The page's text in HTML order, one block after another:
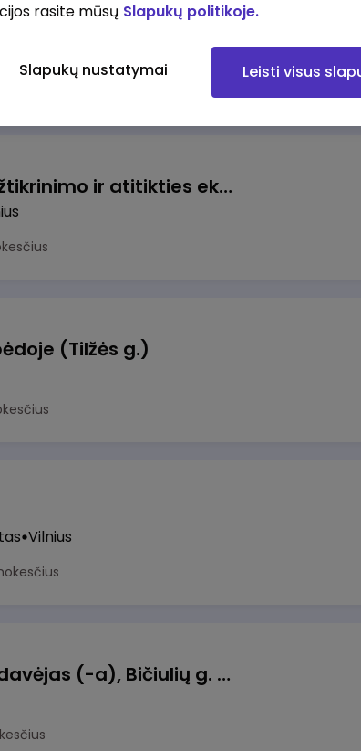
Užsakymų komplektuotojas (-a) Pieno ir mėsos sandėlyje
Vyriausiasis veiklos užtikrinimo ir atitikties ekspertas (-ė) (Vilnius, LT)
(Tilžės g.)
Vilnius
Kasininkas (-ė) - pardavėjas (-a), Bičiulių g. 36, Bukiškis, Vilnius
rasite mūsų Slapukų politikoje.
Slapukų nustatymai Leisti visus